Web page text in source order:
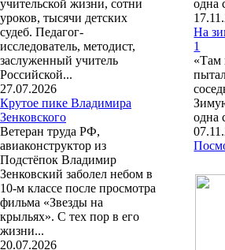
учительской жизни, сотни
уроков, тысячи детских
судеб. Педагог-
исследователь, методист,
заслуженный учитель
Российской...
27.07.2026
Крутое пике Владимира
Зенковского
Ветеран труда РФ,
авиаконструктор из
Подстёпок Владимир
Зенковский заболел небом в
10-м классе после просмотра
фильма «Звезды на
крыльях». С тех пор в его
жизни...
20.07.2026
одна
На
1
«Там
одна